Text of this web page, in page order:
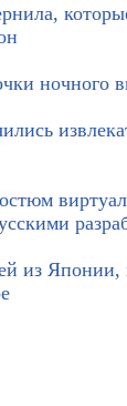
ночного
из